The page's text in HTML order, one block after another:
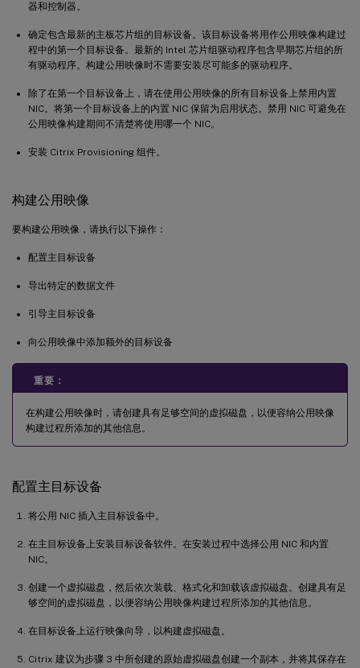
器和控制器。
确定包含最新的主板芯片组的目标设备。该目标设备将用作公用映像构建过
程中的第一个目标设备。最新的 Intel 芯片组驱动程序包含早期芯片组的所
有驱动程序。构建公用映像时不需要安装尽可能多的驱动程序。
除了在第一个目标设备上，请在使用公用映像的所有目标设备上禁用内置
NIC。将第一个目标设备上的内置 NIC 保留为启用状态。禁用 NIC 可避免在
公用映像构建期间不清楚将使用哪一个 NIC。
安装 Citrix Provisioning 组件。
构建公用映像
要构建公用映像，请执行以下操作：
配置主目标设备
导出特定的数据文件
引导主目标设备
向公用映像中添加额外的目标设备
重要：
在构建公用映像时，请创建具有足够空间的虚拟磁盘，以便容纳公用映像
构建过程所添加的其他信息。
配置主目标设备
将公用 NIC 插入主目标设备中。
在主目标设备上安装目标设备软件。在安装过程中选择公用 NIC 和内置
NIC。
创建一个虚拟磁盘，然后依次装载、格式化和卸载该虚拟磁盘。创建具有足
够空间的虚拟磁盘，以便容纳公用映像构建过程所添加的其他信息。
在目标设备上运行映像向导，以构建虚拟磁盘。
Citrix 建议为步骤 3 中所创建的原始虚拟磁盘创建一个副本，并将其保存在